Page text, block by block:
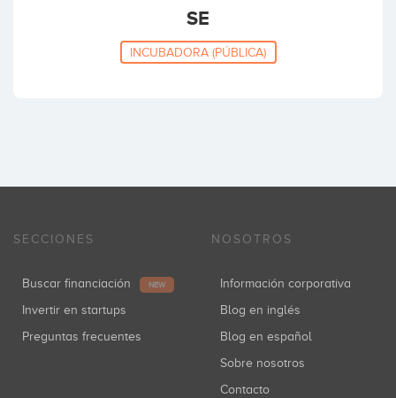
SE
INCUBADORA (PÚBLICA)
SECCIONES
Buscar financiación NEW
Invertir en startups
Preguntas frecuentes
NOSOTROS
Información corporativa
Blog en inglés
Blog en español
Sobre nosotros
Contacto